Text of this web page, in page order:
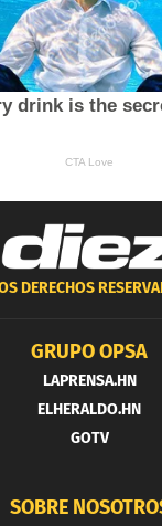
DERECHOS
GRUPO OPSA
LAPRENSA.HN
ELHERALDO.HN
GOTV
SOBRE